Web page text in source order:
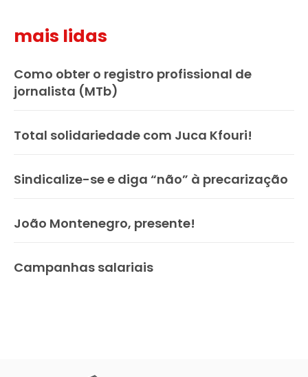
mais lidas
Como obter o registro profissional de
jornalista (MTb)
Total solidariedade com Juca Kfouri!
Sindicalize-se e diga “não” à precarização
João Montenegro, presente!
Campanhas salariais